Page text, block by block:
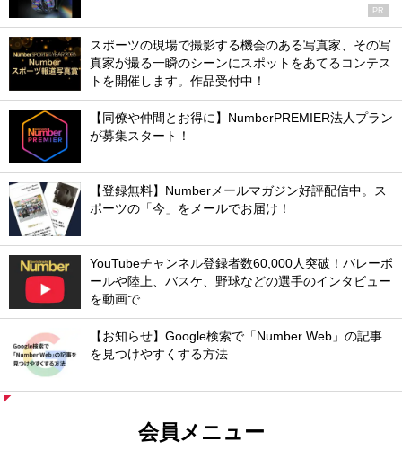
PR
スポーツの現場で撮影する機会のある写真家、その写
真家が撮る一瞬のシーンにスポットをあてるコンテス
トを開催します。作品受付中！
【同僚や仲間とお得に】NumberPREMIER法人プラン
が募集スタート！
【登録無料】Numberメールマガジン好評配信中。ス
ポーツの「今」をメールでお届け！
YouTubeチャンネル登録者数60,000人突破！バレーボ
ールや陸上、バスケ、野球などの選手のインタビュー
を動画で
【お知らせ】Google検索で「Number Web」の記事
を見つけやすくする方法
会員メニュー